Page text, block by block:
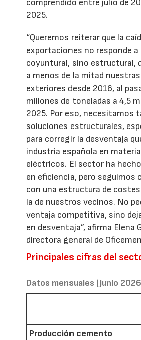
comprendido entre julio de
2025.
“Queremos reiterar que la
exportaciones no responde
coyuntural, sino estructural,
a menos de la mitad
exteriores desde 2016, al
millones de toneladas a 4,5
2025. Por eso, necesitamos
soluciones estructurales,
para corregir la desventaja
industria española en
eléctricos. El sector ha
en eficiencia, pero seguimos
con una estructura de
la de nuestros vecinos. No
ventaja competitiva, sino
en desventaja”, afirma Elena
directora general de
Principales cifras del
Datos mensuales (junio
Producción cemento